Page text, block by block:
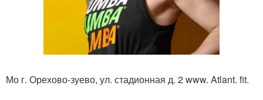
Мо г. Орехово-зуево, ул. стадионная д. 2 www. Atlant. fit.